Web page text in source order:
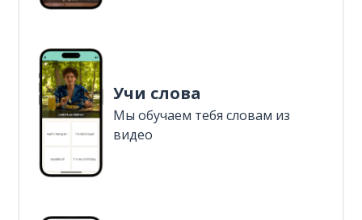
Учи слова
Мы обучаем тебя словам из
видео